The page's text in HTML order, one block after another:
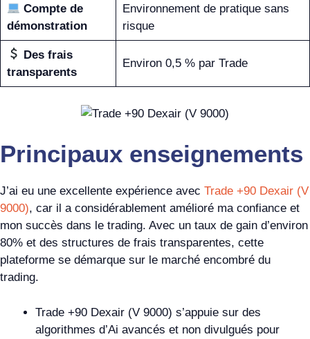
Compte de
démonstration
Environnement de pratique sans
risque
Des frais
transparents
Environ 0,5 % par Trade
Principaux enseignements
J’ai eu une excellente expérience avec Trade +90 Dexair (V
9000), car il a considérablement amélioré ma confiance et
mon succès dans le trading. Avec un taux de gain d’environ
80% et des structures de frais transparentes, cette
plateforme se démarque sur le marché encombré du
trading.
Trade +90 Dexair (V 9000) s’appuie sur des
algorithmes d’Ai avancés et non divulgués pour